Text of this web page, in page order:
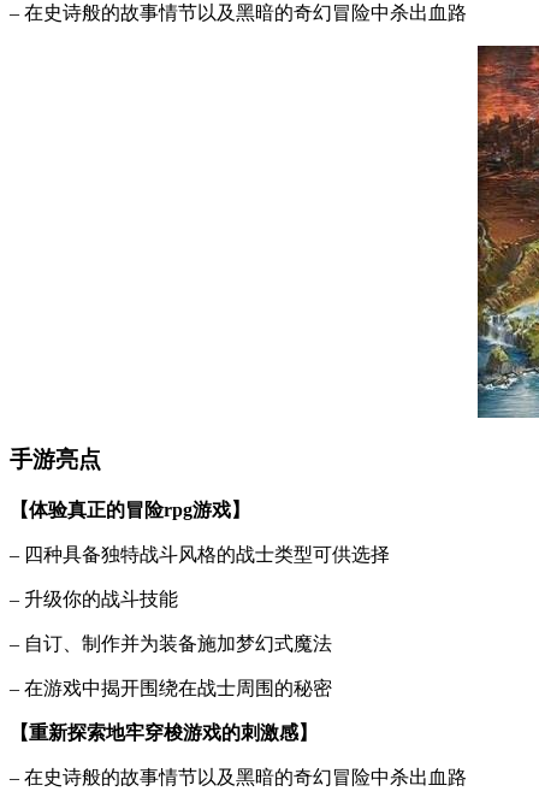
– 在史诗般的故事情节以及黑暗的奇幻冒险中杀出血路
手游亮点
【体验真正的冒险rpg游戏】
– 四种具备独特战斗风格的战士类型可供选择
– 升级你的战斗技能
– 自订、制作并为装备施加梦幻式魔法
– 在游戏中揭开围绕在战士周围的秘密
【重新探索地牢穿梭游戏的刺激感】
– 在史诗般的故事情节以及黑暗的奇幻冒险中杀出血路